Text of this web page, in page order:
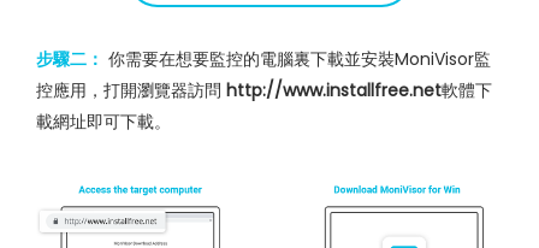
步驟二： 你需要在想要監控的電腦裏下載並安裝MoniVisor監
控應用，打開瀏覽器訪問 http://www.installfree.net軟體下
載網址即可下載。